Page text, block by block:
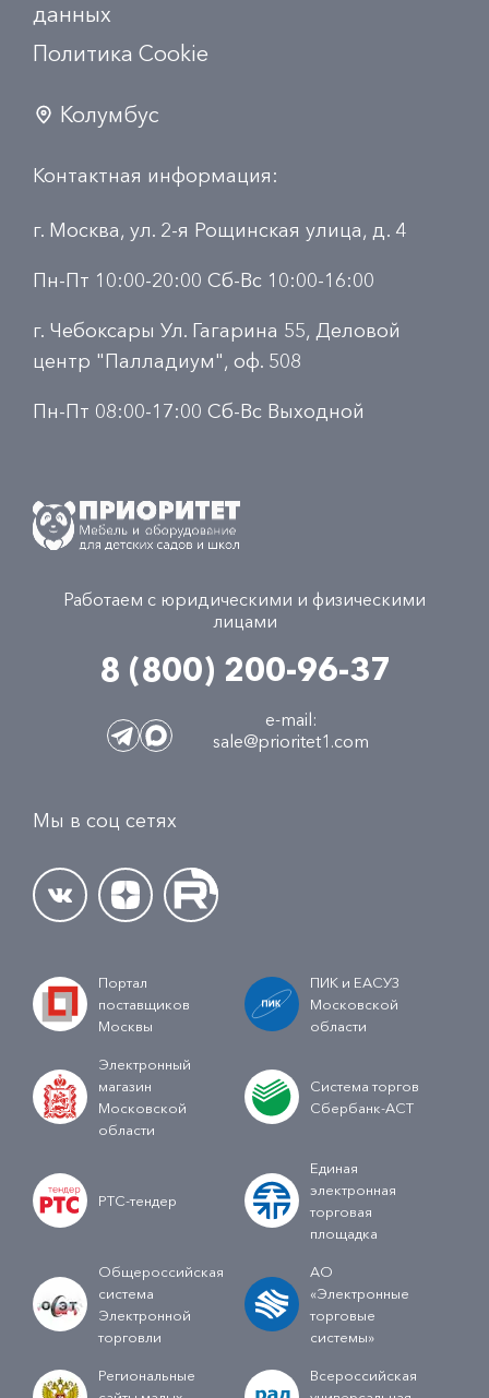
данных
Политика Сookie
Колумбус
Контактная информация:
г. Москва, ул. 2-я Рощинская улица, д. 4
Пн-Пт 10:00-20:00 Сб-Вс 10:00-16:00
г. Чебоксары Ул. Гагарина 55, Деловой
центр "Палладиум", оф. 508
Пн-Пт 08:00-17:00 Сб-Вс Выходной
Работаем с юридическими и физическими
лицами
8 (800) 200-96-37
e-mail:
sale@prioritet1.com
Мы в соц сетях
Портал
поставщиков
Москвы
ПИК и ЕАСУЗ
Московской
области
Электронный
магазин
Московской
области
Система торгов
Сбербанк-АСТ
РТС-тендер
Единая
электронная
торговая
площадка
Общероссийская
система
Электронной
торговли
АО
«Электронные
торговые
системы»
Региональные
Всероссийская